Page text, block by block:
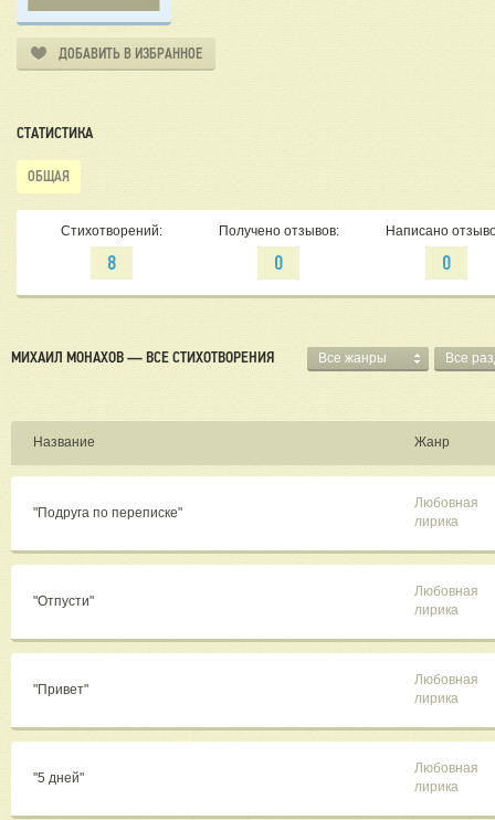
ДОБАВИТЬ В ИЗБРАННОЕ
СТАТИСТИКА
ОБЩАЯ
Стихотворений:
8
Получено отзывов:
0
Написано
0
МИХАИЛ МОНАХОВ — ВСЕ СТИХОТВОРЕНИЯ Все жанры Все
Название Жанр
"Подруга по переписке"
Любовная
лирика
"Отпусти"
Любовная
лирика
"Привет"
Любовная
лирика
"5 дней"
Любовная
лирика